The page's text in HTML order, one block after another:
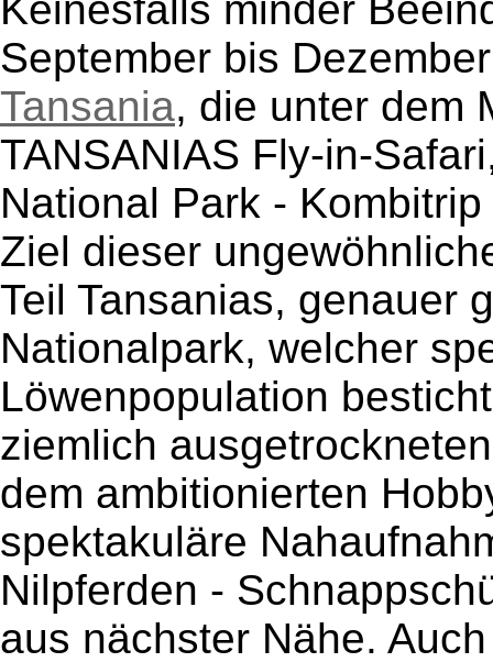
Keinesfalls minder
September bis
Tansania, die unter dem
TANSANIAS Fly-in-
National Park -
Ziel dieser
Teil Tansanias, genauer
Nationalpark, welcher
Löwenpopulation
ziemlich
dem ambitionierten
spektakuläre
Nilpferden -
aus nächster Nähe.